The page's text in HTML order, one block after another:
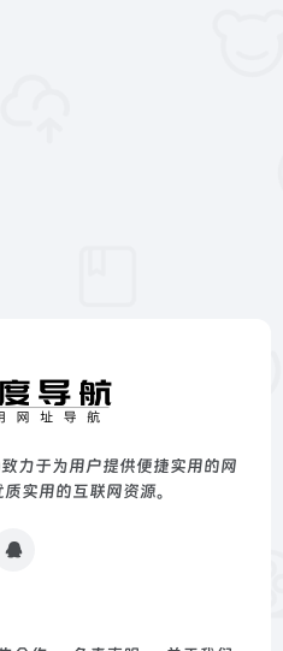
力于为用户提供便捷实用的网
实用的互联网资源。